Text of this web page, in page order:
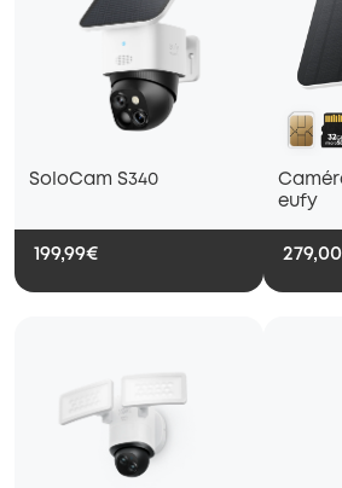
SoloCam S340
199,99€
eufy